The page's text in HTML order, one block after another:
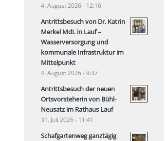
4. August 2026 - 12:16
Antrittsbesuch von Dr. Katrin
Merkel MdL in Lauf –
Wasserversorgung und
kommunale Infrastruktur im
Mittelpunkt
4. August 2026 - 9:37
Antrittsbesuch der neuen
Ortsvorsteherin von Bühl-
Neusatz im Rathaus Lauf
31. Juli 2026 - 11:41
Schafgartenweg ganztägig